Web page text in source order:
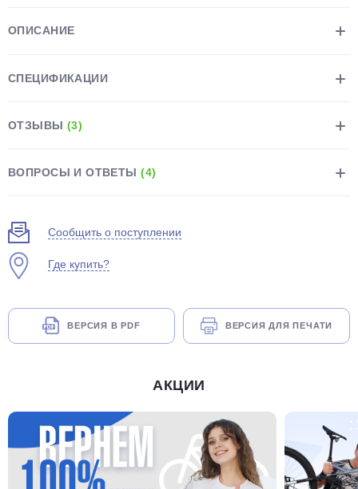
ОПИСАНИЕ
СПЕЦИФИКАЦИИ
ОТЗЫВЫ (3)
ВОПРОСЫ И ОТВЕТЫ(4)
Сообщить о поступлении
Где купить?
ВЕРСИЯ В PDF ВЕРСИЯ ДЛЯ ПЕЧАТИ
АКЦИИ